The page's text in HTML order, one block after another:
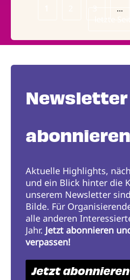
…
Newsletter
abonnieren
Aktuelle Highlights,
und ein Blick hinter die
unserem Newsletter
Bilde. Für
alle anderen
Jahr. Jetzt abonnieren
verpassen!
Jetzt abonnieren